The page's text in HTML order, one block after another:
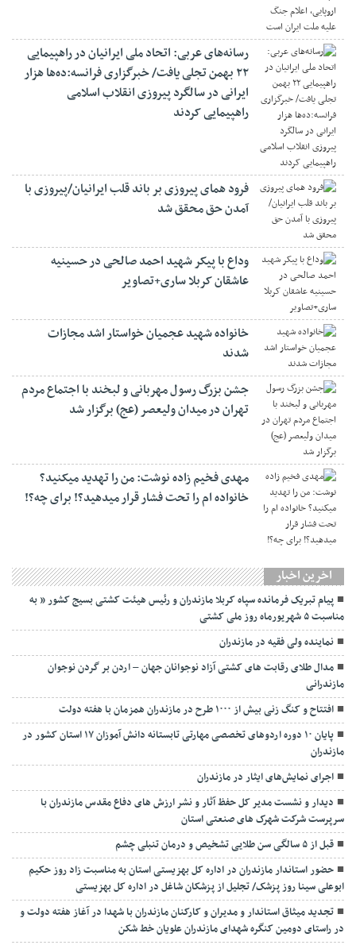
رسانه‌های عربی: اتحاد ملی ایرانیان در راهپیمایی
۲۲ بهمن تجلی یافت/ خبرگزاری فرانسه:ده‌ها هزار
ایرانی در سالگرد پیروزی انقلاب اسلامی
راهپیمایی کردند
فرود همای پیروزی بر باند قلب ایرانیان/پیروزی با
آمدن حق محقق شد
وداع با پیکر شهید احمد صالحی‌ در حسینیه
عاشقان کربلا ساری+تصاویر
خانواده شهید عجمیان خواستار اشد مجازات
شدند
جشن بزرگ رسول مهربانی و لبخند با اجتماع مردم
تهران در میدان ولیعصر (عج) برگزار شد
مهدی فخیم زاده نوشت: من را تهدید میکنید؟
خانواده ام را‌ تحت فشار قرار میدهید؟! برای چه؟!
اخرین اخبار
پیام تبریک فرمانده سپاه کربلا مازندران و رئیس هیئت کشتی بسیج کشور ” به
مناسبت ۵ شهریورماه روز ملی کشتی
نماينده ولی فقیه در مازندران
مدال طلای رقابت های کشتی آزاد نوجوانان جهان – اردن بر گردن نوجوان
مازندرانی
افتتاح و کنگ زنی بیش از ۱۰۰۰ طرح در مازندران همزمان با هفته دولت
پایان ۱۰ دوره اردوهای تخصصی مهارتی تابستانه دانش آموزان ۱۷ استان کشور در
مازندران
اجرای نمایش‌های ایثار در مازندران
دیدار و نشست مدیر کل حفظ آثار و نشر ارزش های دفاع مقدس مازندران با
سرپرست شرکت شهرک های صنعتی استان
قبل از ۵ سالگی سن طلایی تشخیص و درمان تنبلی چشم
حضور استاندار مازندران در اداره کل بهزیستی استان به مناسبت زاد روز حکیم
ابوعلی سینا روز پزشک/ تجلیل از پزشکان شاغل در اداره کل بهزیستی
تجدید میثاق استاندار و مدیران و کارکنان مازندران با شهدا در آغاز هفته دولت و
در راستای دومین کنگره شهدای مازندران علویان خط شکن